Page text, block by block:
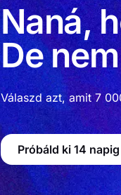
Naná,
De
Válaszd azt, amit 7
Próbáld ki 14